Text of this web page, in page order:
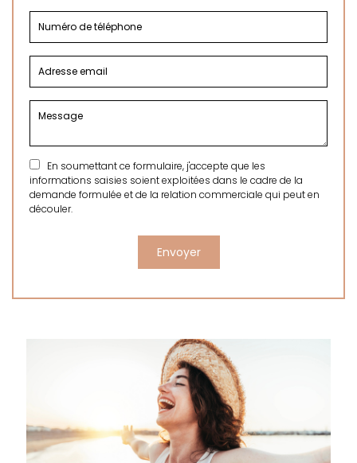
En soumettant ce formulaire, j'accepte que les
informations saisies soient exploitées dans le cadre de la
demande formulée et de la relation commerciale qui peut en
découler.